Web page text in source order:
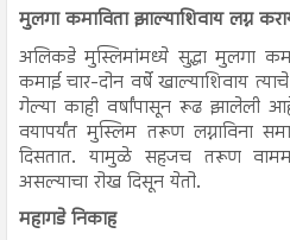
मुलगा कमाविता झाल्याशिवाय लग्न
अलिकडे मुस्लिमांमध्ये सुद्धा मुलगा
कमाई चार-दोन वर्षे खाल्याशिवाय
गेल्या काही वर्षांपासून रूढ झालेली
वयापर्यंत मुस्लिम तरूण लग्नाविना
दिसतात. यामुळे सहजच तरूण
असल्याचा रोख दिसून येतो.
महागडे निकाह